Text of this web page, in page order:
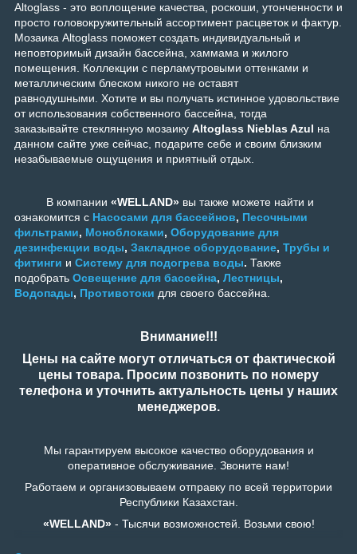
Altoglass - это воплощение качества, роскоши, утонченности и
просто головокружительный ассортимент расцветок и фактур.
Мозаика Altoglass поможет создать индивидуальный и
неповторимый дизайн бассейна, хаммама и жилого
помещения. Коллекции с перламутровыми оттенками и
металлическим блеском никого не оставят
равнодушными. Хотите и вы получать истинное удовольствие
от использования собственного бассейна, тогда
заказывайте стеклянную мозаику Altoglass Nieblas Azul на
данном сайте уже сейчас, подарите себе и своим близким
незабываемые ощущения и приятный отдых.
В компании «WELLAND» вы также можете найти и
ознакомится с Насосами для бассейнов, Песочными
фильтрами, Моноблоками, Оборудование для
дезинфекции воды, Закладное оборудование, Трубы и
фитинги и Систему для подогрева воды. Также
подобрать Освещение для бассейна, Лестницы,
Водопады, Противотоки для своего бассейна.
Внимание!!!
Цены на сайте могут отличаться от фактической
цены товара. Просим позвонить по номеру
телефона и уточнить актуальность цены у наших
менеджеров.
Мы гарантируем высокое качество оборудования и
оперативное обслуживание. Звоните нам!
Работаем и организовываем отправку по всей территории
Республики Казахстан.
«WELLAND»- Тысячи возможностей. Возьми свою!